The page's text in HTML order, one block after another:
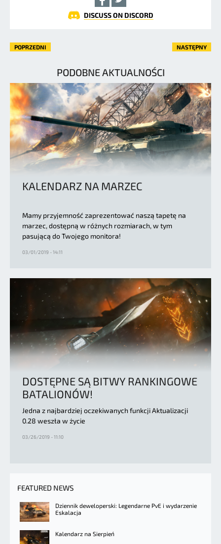
DISCUSS ON DISCORD
POPRZEDNI NASTĘPNY
PODOBNE AKTUALNOŚCI
KALENDARZ NA MARZEC
Mamy przyjemność zaprezentować naszą tapetę na
marzec, dostępną w różnych rozmiarach, w tym
pasującą do Twojego monitora!
03/01/2019 - 14:11
DOSTĘPNE SĄ BITWY RANKINGOWE
BATALIONÓW!
Jedna z najbardziej oczekiwanych funkcji Aktualizacji
0.28 weszła w życie
03/26/2019 - 11:10
FEATURED NEWS
Dziennik deweloperski: Legendarne PvE i wydarzenie
Eskalacja
Kalendarz na Sierpień